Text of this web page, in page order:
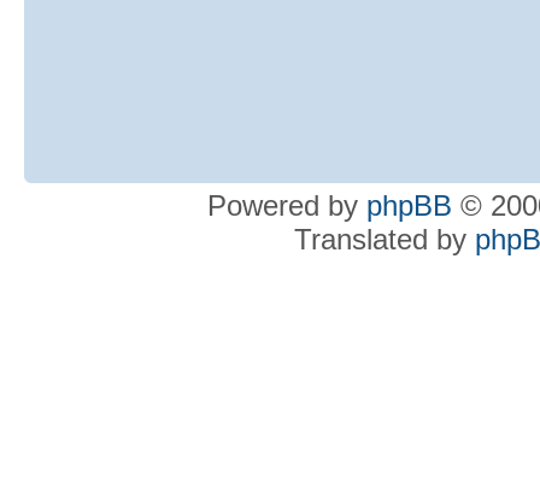
Powered by phpBB ©
Translated by